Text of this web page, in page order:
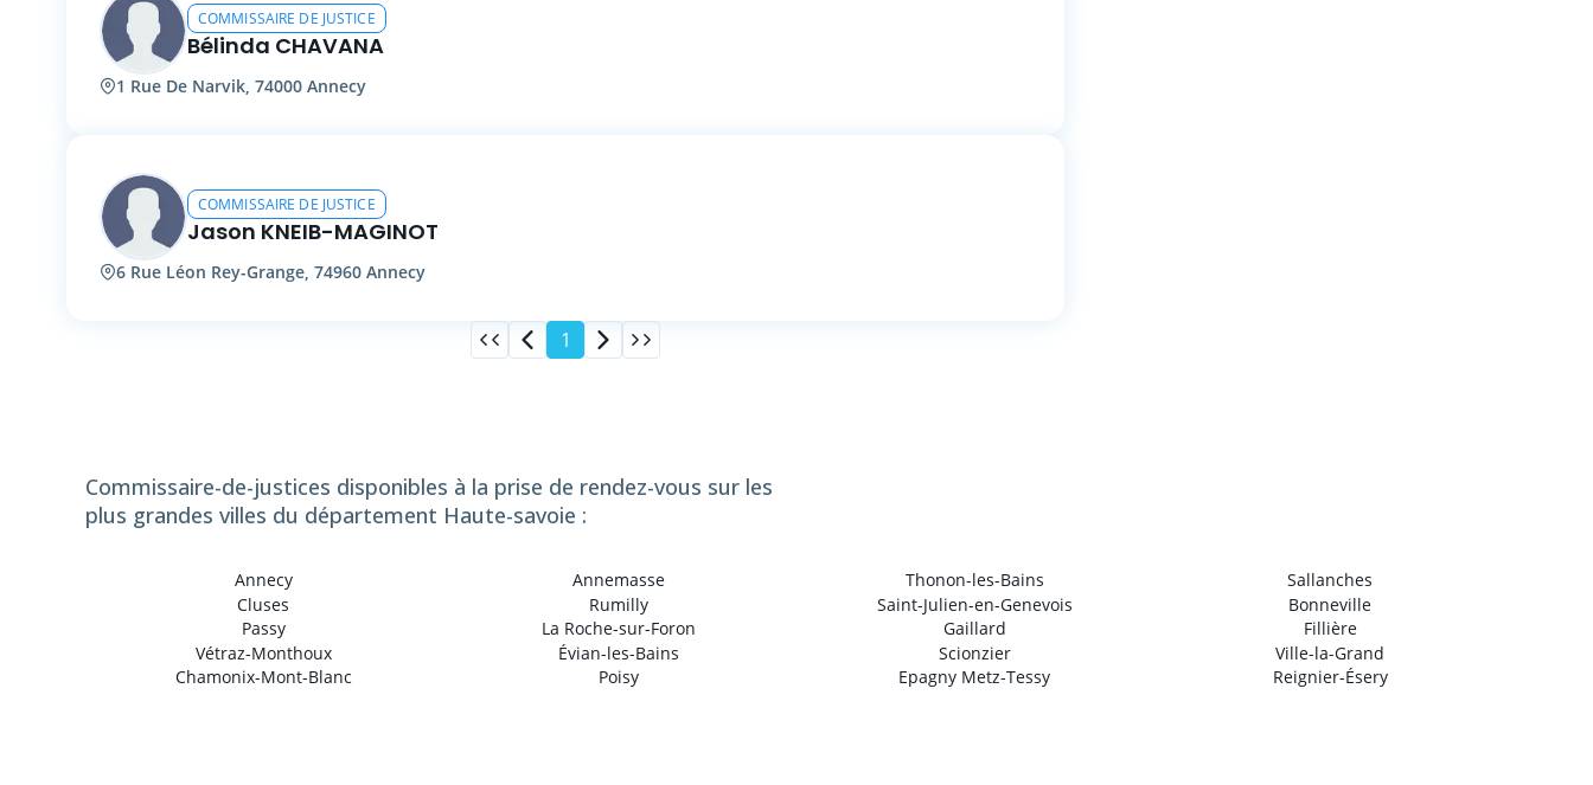
COMMISSAIRE DE JUSTICE
Bélinda CHAVANA
1 Rue De Narvik, 74000 Annecy
COMMISSAIRE DE JUSTICE
Jason KNEIB-MAGINOT
6 Rue Léon Rey-Grange, 74960 Annecy
1
Commissaire-de-justices disponibles à la prise de rendez-vous sur les
plus grandes villes du département Haute-savoie :
Annecy Annemasse Thonon-les-Bains
Sallanches
Cluses
Rumilly Saint-Julien-en-Genevois
Bonneville
Passy
La Roche-sur-Foron Gaillard
Fillière
Vétraz-Monthoux
Évian-les-Bains Scionzier
Ville-la-Grand
Chamonix-Mont-Blanc
Poisy Epagny Metz-Tessy Reignier-Ésery